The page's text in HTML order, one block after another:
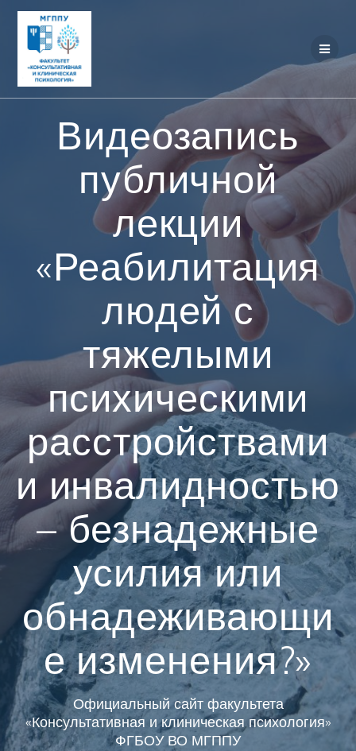
Видеозапись
публичной
лекции
«Реабилитация
людей с
тяжелыми
психическими
расстройствами
и инвалидностью
– безнадежные
усилия или
обнадеживающи
е изменения?»
Официальный сайт факультета
«Консультативная и клиническая психология»
ФГБОУ ВО МГППУ